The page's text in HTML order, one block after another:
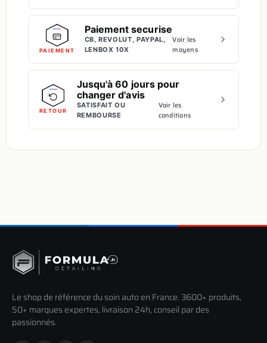
PAIEMENT
Paiement securise
CB, REVOLUT, PAYPAL,
LENBOX 10X
·Voir les
moyens
RETOUR
Jusqu'à 60 jours pour
changer d'avis
SATISFAIT OU
REMBOURSE
·Voir les
conditions
Le shop de référence du soin auto en France. 3600+ produits,
50+ marques expertes, livraison 24h, conseil par des
passionnés.